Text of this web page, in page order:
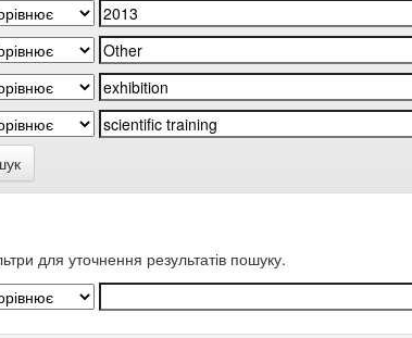
для уточнення результатів пошуку.